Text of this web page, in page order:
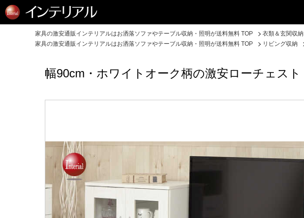
家具の激安通販インテリアルはお洒落ソファやテーブル収納・照明が送料無料 TOP 衣類＆玄関収納
家具の激安通販インテリアルはお洒落ソファやテーブル収納・照明が送料無料 TOP
リビング収納
幅90cm・ホワイトオーク柄の激安ローチェスト